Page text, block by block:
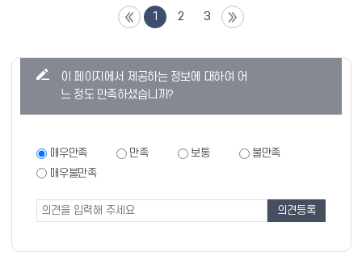
1 2 3
이 페이지에서 제공하는 정보에 대하여 어
느 정도 만족하셨습니까?
만
족
조
사
매우만족 만족 보통
불만족
매우불만족